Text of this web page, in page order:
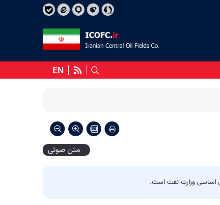
EN
متن صوتی
اساسی وزارت نفت است.